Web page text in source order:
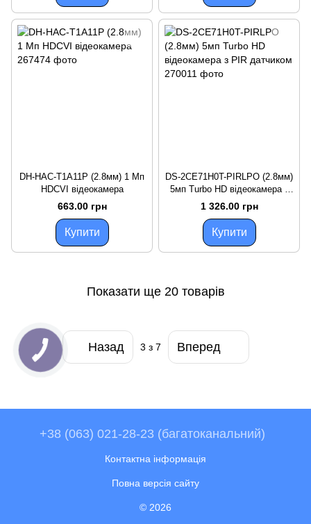
DH-HAC-T1A11P (2.8мм) 1 Мп
HDCVI відеокамера
663.00 грн
Купити
DS-2CE71H0T-PIRLPO (2.8мм)
5мп Turbo HD відеокамера з
PIR датчиком
1 326.00 грн
Купити
Показати ще 20 товарів
Назад 3 з 7 Вперед
+38 (063) 021-28-23 (багатоканальний)
Контактна інформація
Повна версія сайту
© 2026